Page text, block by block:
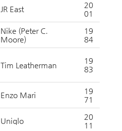
JR East
20
01
Nike (Peter C.
Moore)
19
84
Tim Leatherman
19
83
Enzo Mari
19
71
Uniqlo
20
11